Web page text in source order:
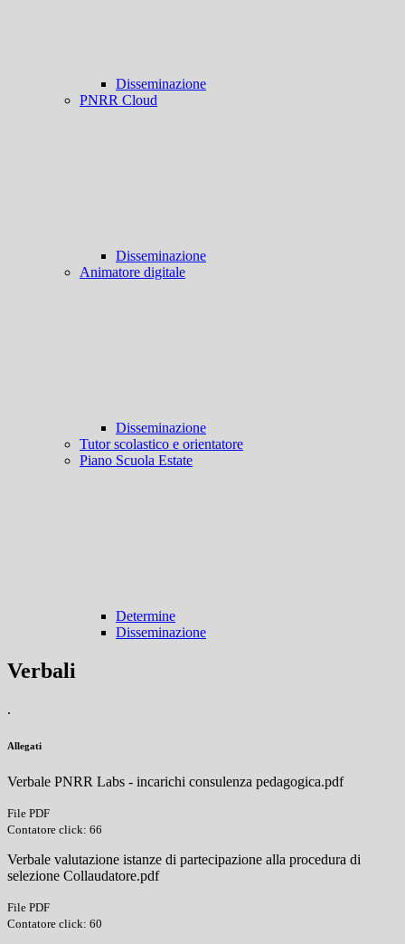
Disseminazione
PNRR Cloud
Disseminazione
Animatore digitale
Disseminazione
Tutor scolastico e orientatore
Piano Scuola Estate
Determine
Disseminazione
Verbali
.
Allegati
Verbale PNRR Labs - incarichi consulenza pedagogica.pdf
File PDF
Contatore click: 66
Verbale valutazione istanze di partecipazione alla procedura di
selezione Collaudatore.pdf
File PDF
Contatore click: 60